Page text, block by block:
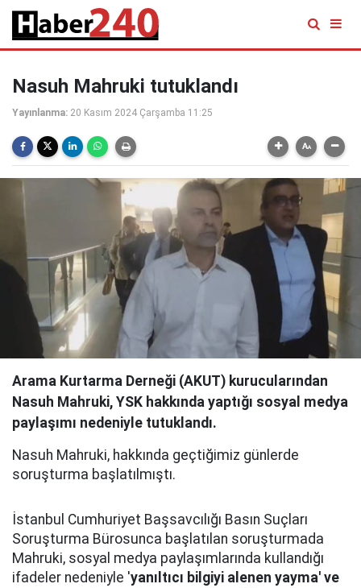
Nasuh Mahruki tutuklandı
Yayınlanma: 20 Kasım 2024 Çarşamba 11:25
Arama Kurtarma Derneği (AKUT) kurucularından
Nasuh Mahruki, YSK hakkında yaptığı sosyal medya
paylaşımı nedeniyle tutuklandı.
Nasuh Mahruki, hakkında geçtiğimiz günlerde
soruşturma başlatılmıştı.
İstanbul Cumhuriyet Başsavcılığı Basın Suçları
Soruşturma Bürosunca başlatılan soruşturmada
Mahruki, sosyal medya paylaşımlarında kullandığı
ifadeler nedeniyle 'yanıltıcı bilgiyi alenen yayma' ve